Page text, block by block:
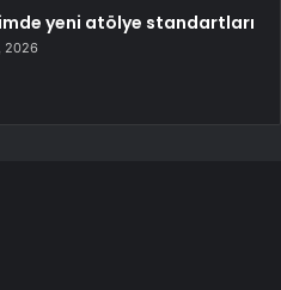
yeni atölye standartları
2026